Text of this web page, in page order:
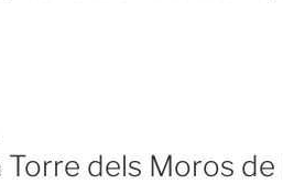
Torre dels Moros de